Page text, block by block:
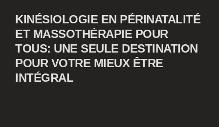
KINÉSIOLOGIE EN PÉRINATALITÉ
ET MASSOTHÉRAPIE POUR
TOUS: UNE SEULE DESTINATION
POUR VOTRE MIEUX ÊTRE
INTÉGRAL